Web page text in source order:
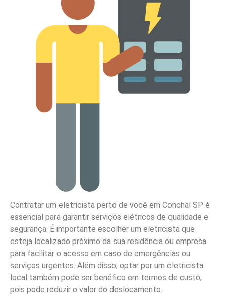
Contratar um eletricista perto de você em Conchal SP é
essencial para garantir serviços elétricos de qualidade e
segurança. É importante escolher um eletricista que
esteja localizado próximo da sua residência ou empresa
para facilitar o acesso em caso de emergências ou
serviços urgentes. Além disso, optar por um eletricista
local também pode ser benéfico em termos de custo,
pois pode reduzir o valor do deslocamento.